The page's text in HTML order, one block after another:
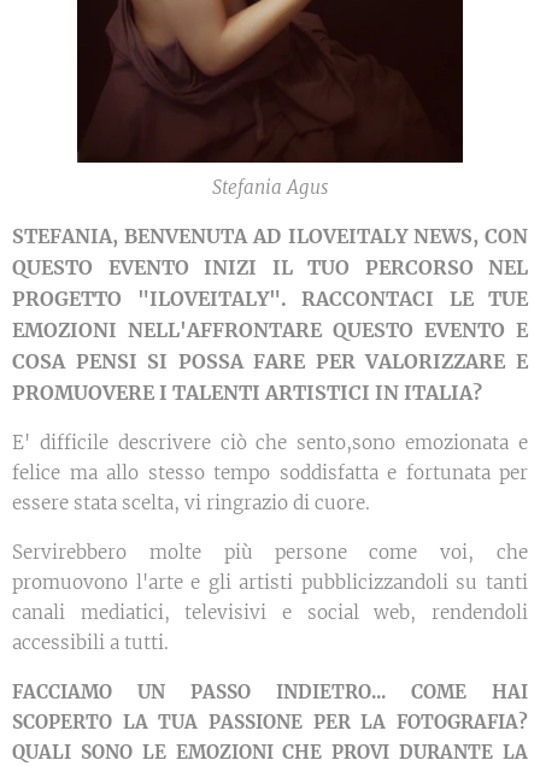
Stefania Agus
STEFANIA, BENVENUTA AD ILOVEITALY NEWS, CON
QUESTO EVENTO INIZI IL TUO PERCORSO NEL
PROGETTO "ILOVEITALY". RACCONTACI LE TUE
EMOZIONI NELL'AFFRONTARE QUESTO EVENTO E
COSA PENSI SI POSSA FARE PER VALORIZZARE E
PROMUOVERE I TALENTI ARTISTICI IN ITALIA?
E' difficile descrivere ciò che sento,sono emozionata e
felice ma allo stesso tempo soddisfatta e fortunata per
essere stata scelta, vi ringrazio di cuore.
Servirebbero molte più persone come voi, che
promuovono l'arte e gli artisti pubblicizzandoli su tanti
canali mediatici, televisivi e social web, rendendoli
accessibili a tutti.
FACCIAMO UN PASSO INDIETRO... COME HAI
SCOPERTO LA TUA PASSIONE PER LA FOTOGRAFIA?
QUALI SONO LE EMOZIONI CHE PROVI DURANTE LA